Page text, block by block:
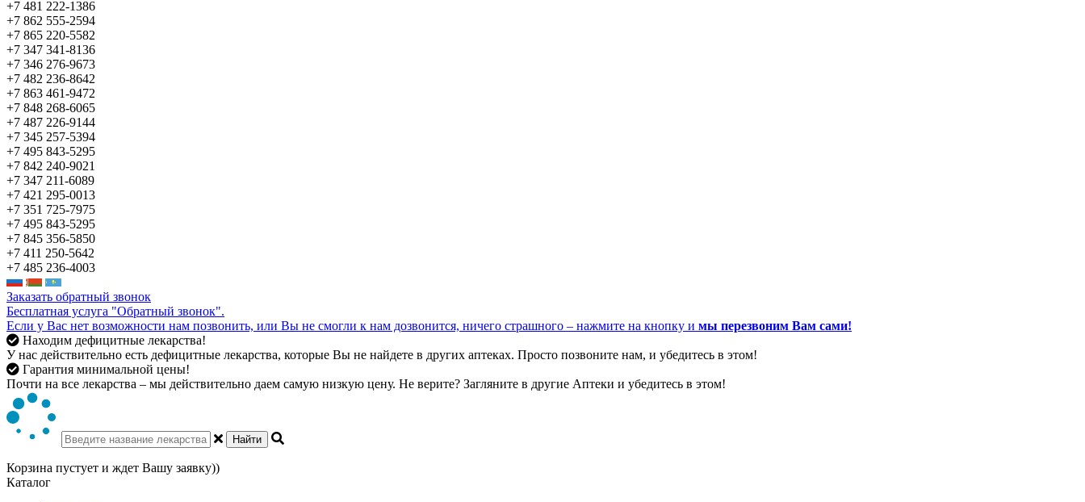
+7 481 222-1386
+7 862 555-2594
+7 865 220-5582
+7 347 341-8136
+7 346 276-9673
+7 482 236-8642
+7 863 461-9472
+7 848 268-6065
+7 487 226-9144
+7 345 257-5394
+7 495 843-5295
+7 842 240-9021
+7 347 211-6089
+7 421 295-0013
+7 351 725-7975
+7 495 843-5295
+7 845 356-5850
+7 411 250-5642
+7 485 236-4003
Заказать обратный звонок
Бесплатная услуга "Обратный звонок".
Если у Вас нет возможности нам позвонить, или Вы не смогли к нам дозвонится, ничего страшного – нажмите на кнопку и мы перезвоним Вам сами!
Находим дефицитные лекарства!
У нас действительно есть дефицитные лекарства, которые Вы не найдете в других аптеках. Просто позвоните нам, и убедитесь в этом!
Гарантия минимальной цены!
Почти на все лекарства – мы действительно даем самую низкую цену. Не верите? Загляните в другие Аптеки и убедитесь в этом!
Найти
Корзина пустует и ждет Вашу заявку))
Каталог